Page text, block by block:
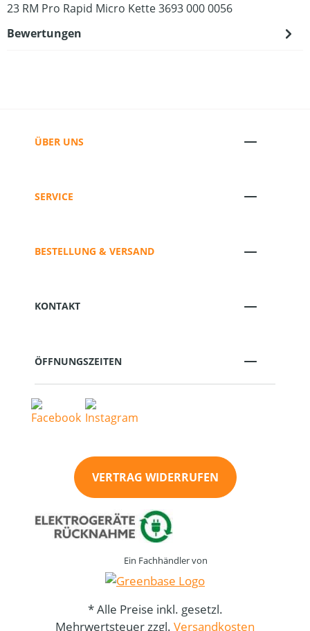
23 RM Pro Rapid Micro Kette 3693 000 0056
Bewertungen
ÜBER UNS
SERVICE
BESTELLUNG & VERSAND
KONTAKT
ÖFFNUNGSZEITEN
VERTRAG WIDERRUFEN
Ein Fachhändler von
* Alle Preise inkl. gesetzl.
Mehrwertsteuer zzgl. Versandkosten